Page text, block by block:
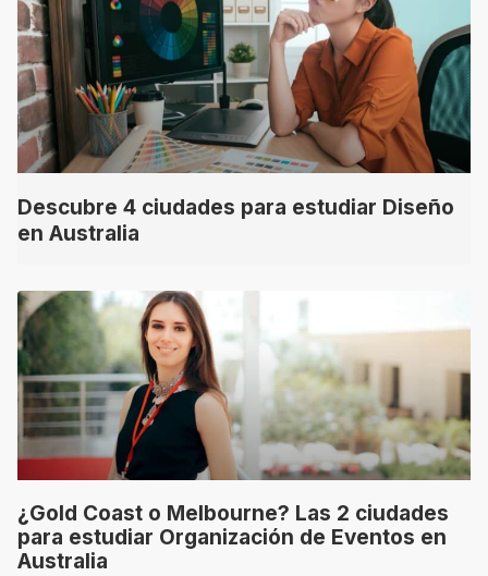
Descubre 4 ciudades para estudiar Diseño
en Australia
¿Gold Coast o Melbourne? Las 2 ciudades
para estudiar Organización de Eventos en
Australia